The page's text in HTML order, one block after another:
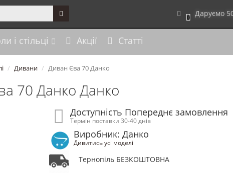
0 Даруємо
і стільці Акції Статті
Дивани Диван Єва 70 Данко
70 Данко Данко
Доступність Попереднє замовлення
Термін поставки 30-40 днів
Виробник: Данко
Дивитись усі моделі
Тернопіль БЕЗКОШТОВНА